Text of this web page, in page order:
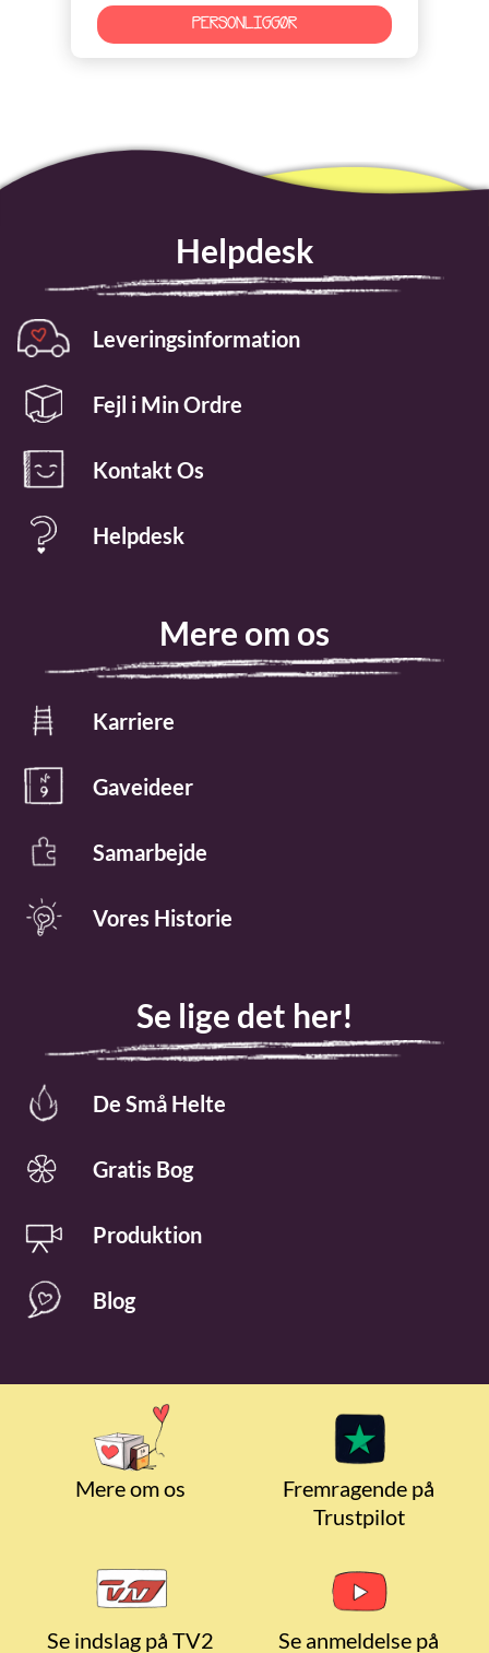
PERSONLIGGØR
Helpdesk
Leveringsinformation
Fejl i Min Ordre
Kontakt Os
Helpdesk
Mere om os
Karriere
Gaveideer
Samarbejde
Vores Historie
Se lige det her!
De Små Helte
Gratis Bog
Produktion
Blog
Mere om os
Fremragende på
Trustpilot
Se indslag på TV2 Se anmeldelse på